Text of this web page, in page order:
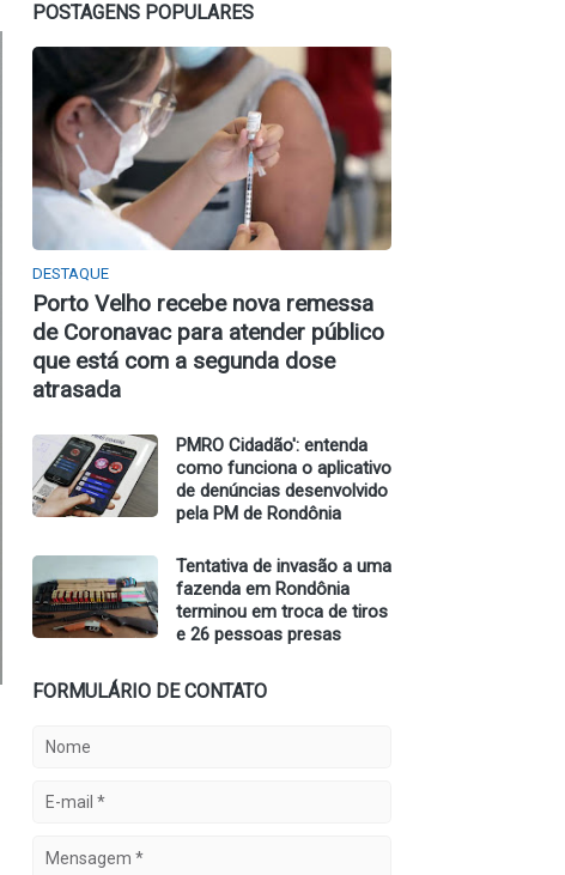
POSTAGENS POPULARES
DESTAQUE
Porto Velho recebe nova remessa
de Coronavac para atender público
que está com a segunda dose
atrasada
PMRO Cidadão': entenda
como funciona o aplicativo
de denúncias desenvolvido
pela PM de Rondônia
Tentativa de invasão a uma
fazenda em Rondônia
terminou em troca de tiros
e 26 pessoas presas
FORMULÁRIO DE CONTATO